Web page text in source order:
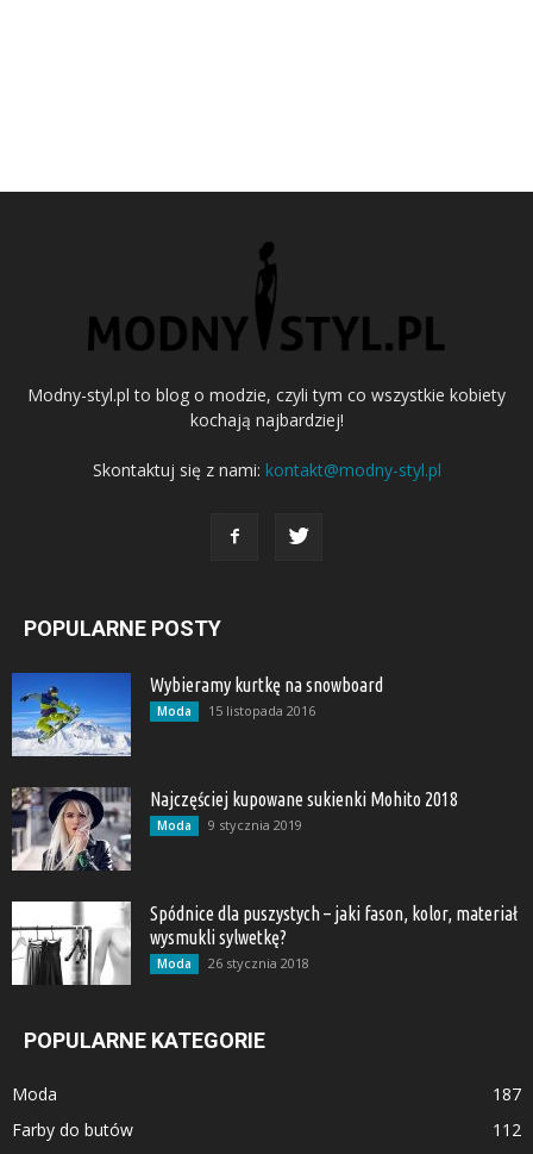
Modny-styl.pl to blog o modzie, czyli tym co wszystkie kobiety
kochają najbardziej!
Skontaktuj się z nami: kontakt@modny-styl.pl
POPULARNE POSTY
Wybieramy kurtkę na snowboard
Moda 15 listopada 2016
Najczęściej kupowane sukienki Mohito 2018
Moda 9 stycznia 2019
Spódnice dla puszystych – jaki fason, kolor, materiał
wysmukli sylwetkę?
Moda 26 stycznia 2018
POPULARNE KATEGORIE
Moda
187
Farby do butów
112